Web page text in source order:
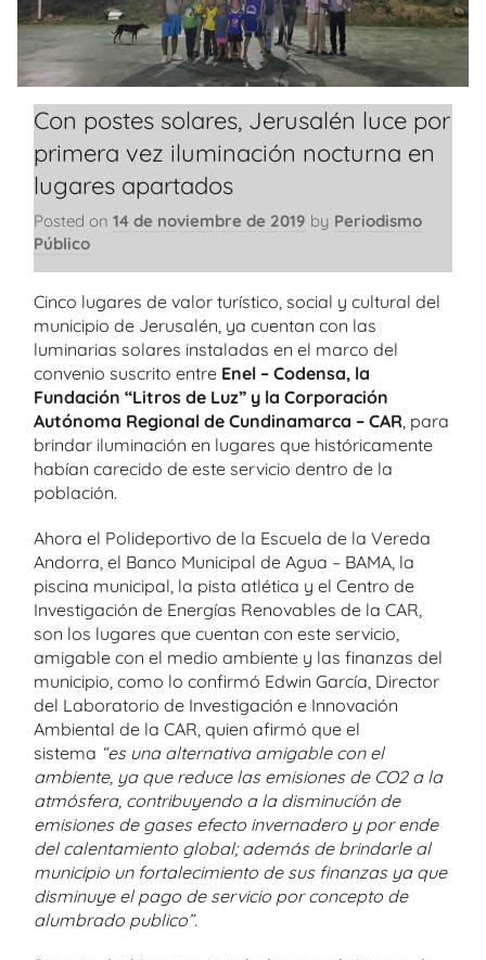
Con postes solares, Jerusalén luce por
primera vez iluminación nocturna en
lugares apartados
Posted on 14 de noviembre de 2019 by Periodismo
Público
Cinco lugares de valor turístico, social y cultural del
municipio de Jerusalén, ya cuentan con las
luminarias solares instaladas en el marco del
convenio suscrito entre Enel – Codensa, la
Fundación “Litros de Luz” y la Corporación
Autónoma Regional de Cundinamarca – CAR , para
brindar iluminación en lugares que históricamente
habían carecido de este servicio dentro de la
población.
Ahora el Polideportivo de la Escuela de la Vereda
Andorra, el Banco Municipal de Agua – BAMA, la
piscina municipal, la pista atlética y el Centro de
Investigación de Energías Renovables de la CAR,
son los lugares que cuentan con este servicio,
amigable con el medio ambiente y las finanzas del
municipio, como lo confirmó Edwin García, Director
del Laboratorio de Investigación e Innovación
Ambiental de la CAR, quien afirmó que el
sistema “es una alternativa amigable con el
ambiente, ya que reduce las emisiones de CO2 a la
atmósfera, contribuyendo a la disminución de
emisiones de gases efecto invernadero y por ende
del calentamiento global; además de brindarle al
municipio un fortalecimiento de sus finanzas ya que
disminuye el pago de servicio por concepto de
alumbrado publico”.